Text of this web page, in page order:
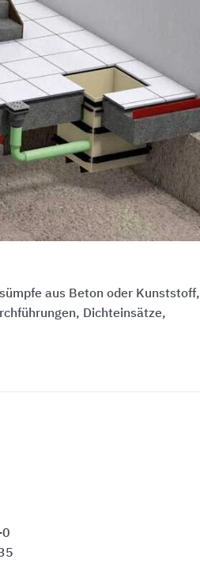
aus Beton oder Kunststoff,
Dichteinsätze,
0